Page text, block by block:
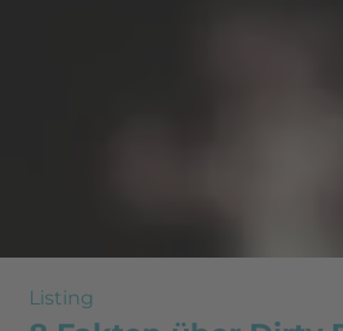
Listing